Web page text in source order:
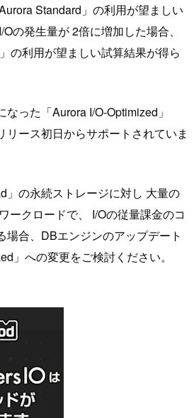
Standard」の利用が望ましい
の発生量が 2倍に増加した場合、
の利用が望ましい試算結果が得ら
った「Aurora I/O-Optimized」
リース初日からサポートされていま
」の永続ストレージに対し 大量の
ークロードで、 I/Oの従量課金のコ
場合、DBエンジンのアップデート
」への変更をご検討ください。